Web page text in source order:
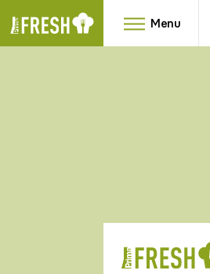
Menu
RYCHLOVKY